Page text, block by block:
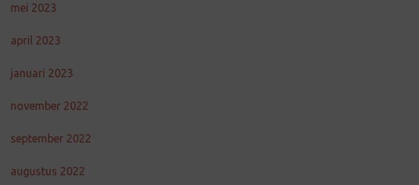
mei 2023
april 2023
januari 2023
november 2022
september 2022
augustus 2022